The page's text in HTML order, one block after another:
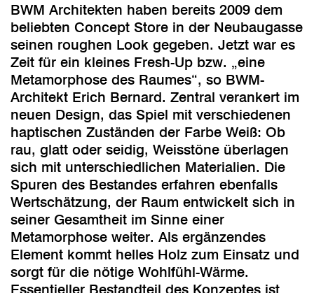
BWM Architekten haben bereits 2009 dem
beliebten Concept Store in der Neubaugasse
seinen roughen Look gegeben. Jetzt war es
Zeit für ein kleines Fresh-Up bzw. „eine
Metamorphose des Raumes“, so BWM-
Architekt Erich Bernard. Zentral verankert im
neuen Design, das Spiel mit verschiedenen
haptischen Zuständen der Farbe Weiß: Ob
rau, glatt oder seidig, Weisstöne überlagen
sich mit unterschiedlichen Materialien. Die
Spuren des Bestandes erfahren ebenfalls
Wertschätzung, der Raum entwickelt sich in
seiner Gesamtheit im Sinne einer
Metamorphose weiter. Als ergänzendes
Element kommt helles Holz zum Einsatz und
sorgt für die nötige Wohlfühl-Wärme.
Essentieller Bestandteil des Konzeptes ist